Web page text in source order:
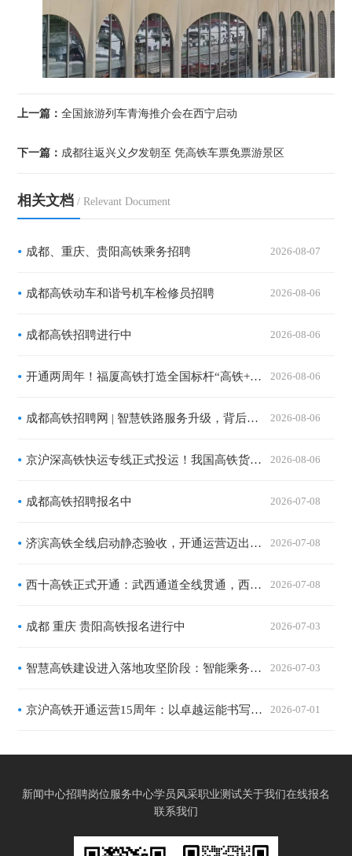
上一篇：全国旅游列车青海推介会在西宁启动
下一篇： 成都往返兴义夕发朝至 凭高铁车票免票游景区
相关文档 / Relevant Document
成都、重庆、贵阳高铁乘务招聘 2026-08-07
成都高铁动车和谐号机车检修员招聘 2026-08-06
成都高铁招聘进行中 2026-08-06
开通两周年！福厦高铁打造全国标杆“高铁+文旅”滨海黄金通道 2026-08-06
成都高铁招聘网 | 智慧铁路服务升级，背后更需要有温度的你 2026-08-06
京沪深高铁快运专线正式投运！我国高铁货运迈入规模化发展新时代 2026-08-06
成都高铁招聘报名中 2026-07-08
济滨高铁全线启动静态验收，开通运营迈出关键一步 2026-07-08
西十高铁正式开通：武西通道全线贯通，西安至武汉最快2小时41分 2026-07-08
成都 重庆 贵阳高铁报名进行中 2026-07-03
智慧高铁建设进入落地攻坚阶段：智能乘务系统试点运行，复合型乘务岗位成职业新风口 2026-07-03
京沪高铁开通运营15周年：以卓越运能书写高质量发展答卷，以优质服务惠及亿万旅客出行 2026-07-01
新闻中心招聘岗位 服务中心学员风采职业测试关于我们在线报名
联系我们